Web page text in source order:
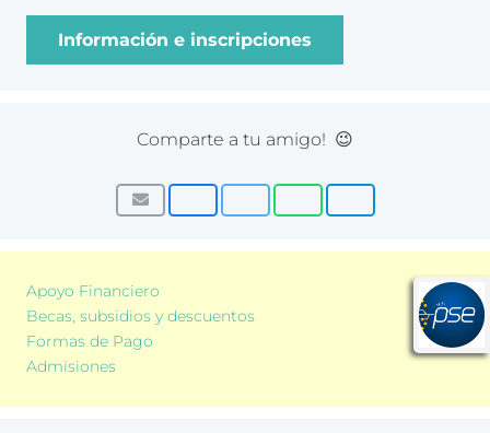
Información e inscripciones
Comparte a tu amigo! 😉
Apoyo Financiero
Becas, subsidios y descuentos
Formas de Pago
Admisiones